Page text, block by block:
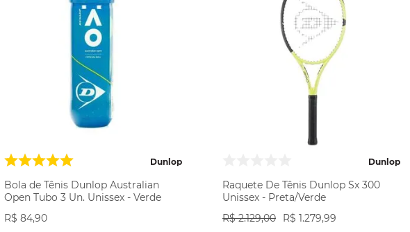
Dunlop
Bola de Tênis Dunlop Australian
Open Tubo 3 Un. Unissex - Verde
R$ 84,90
Dunlop
Raquete De Tênis Dunlop Sx 300
Unissex - Preta/Verde
R$ 2.129,00 R$ 1.279,99